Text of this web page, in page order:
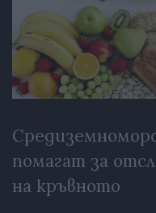
помагат за
на кръвното